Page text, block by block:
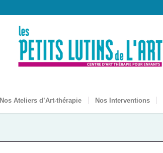
Nos Ateliers d’Art-thérapie Nos Interventions